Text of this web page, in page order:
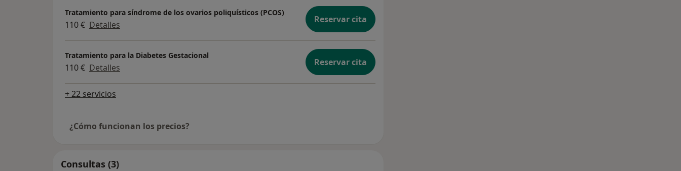
Tratamiento para síndrome de los ovarios poliquísticos (PCOS)
110 € Detalles Reservar cita
Tratamiento para la Diabetes Gestacional
110 € Detalles Reservar cita
+ 22 servicios
¿Cómo funcionan los precios?
Consultas (3)